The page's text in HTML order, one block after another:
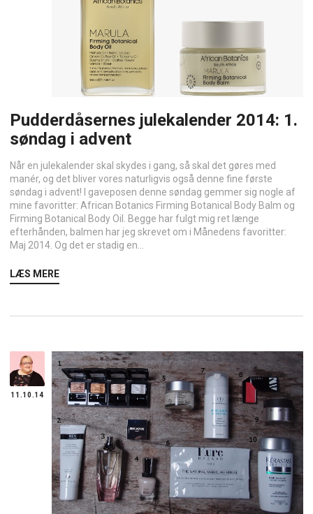
Pudderdåsernes julekalender 2014: 1.
søndag i advent
Når en julekalender skal skydes i gang, så skal det gøres med
manér, og det bliver vores naturligvis også denne fine første
søndag i advent! I gaveposen denne søndag gemmer sig nogle af
mine favoritter: African Botanics Firming Botanical Body Balm og
Firming Botanical Body Oil. Begge har fulgt mig ret længe
efterhånden, balmen har jeg skrevet om i Månedens favoritter:
Maj 2014. Og det er stadig en...
LÆS MERE
11.10.14